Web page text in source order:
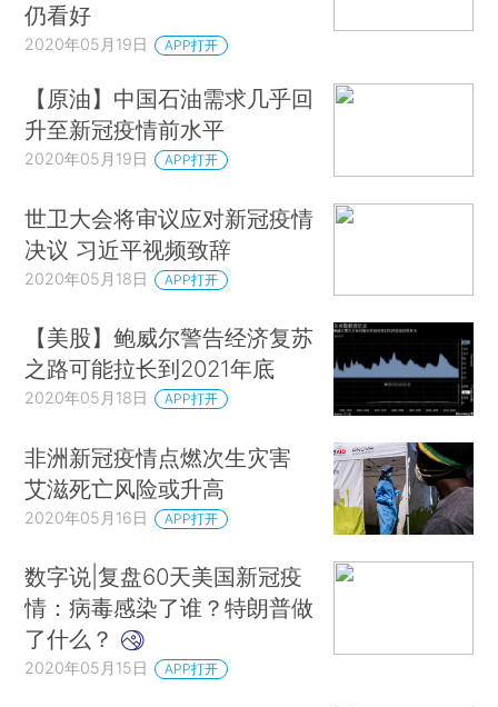
仍看好
2020年05月19日 APP打开
【原油】中国石油需求几乎回
升至新冠疫情前水平
2020年05月19日 APP打开
世卫大会将审议应对新冠疫情
决议 习近平视频致辞
2020年05月18日 APP打开
【美股】鲍威尔警告经济复苏
之路可能拉长到2021年底
2020年05月18日 APP打开
非洲新冠疫情点燃次生灾害
艾滋死亡风险或升高
2020年05月16日 APP打开
数字说|复盘60天美国新冠疫
情：病毒感染了谁？特朗普做
了什么？
2020年05月15日 APP打开